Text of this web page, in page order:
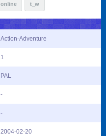
online t_w
Action-Adventure
1
PAL
-
-
2004-02-20